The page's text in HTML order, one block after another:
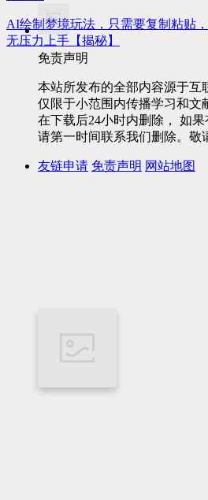
AI绘制梦境玩法，只需要复制粘贴
无压力上手【揭秘】
免责声明
本站所发布的全部内容源于互
仅限于小范围内传播学习和文
在下载后24小时内删除， 如
请第一时间联系我们删除。敬
友链申请 免责声明 网站地图